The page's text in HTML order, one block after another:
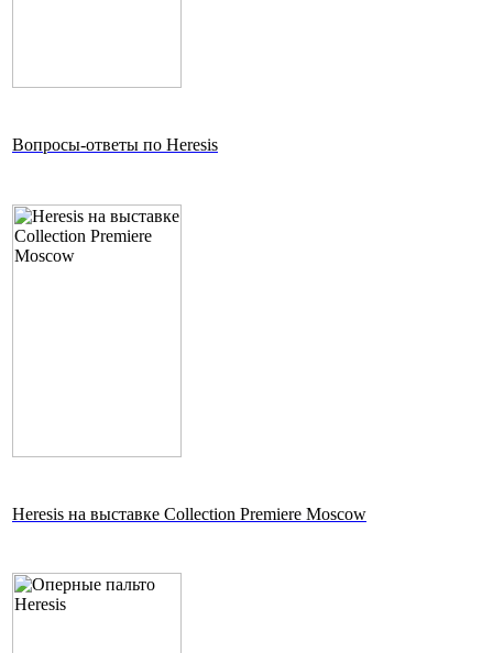
Вопросы-ответы по Heresis
Heresis на выставке Collection Premiere Moscow